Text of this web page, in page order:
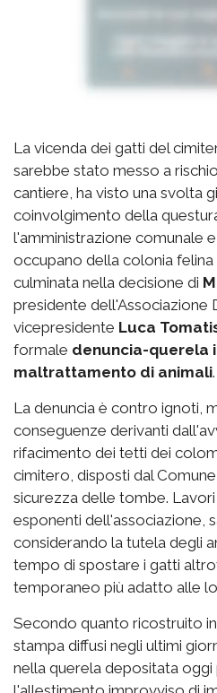
La vicenda dei gatti del
sarebbe stato messo a
cantiere, ha visto una svolta
coinvolgimento della
l'amministrazione comunale
occupano della colonia
culminata nella decisione di
presidente dell'Associazione
vicepresidente Luca
formale denuncia-querela
maltrattamento di animali.
La denuncia è contro ignoti,
conseguenze derivanti
rifacimento dei tetti dei
cimitero, disposti dal
sicurezza delle tombe.
esponenti dell'associazione,
considerando la tutela degli
tempo di spostare i gatti
temporaneo più adatto alle
Secondo quanto ricostruito
stampa diffusi negli ultimi
nella querela depositata oggi